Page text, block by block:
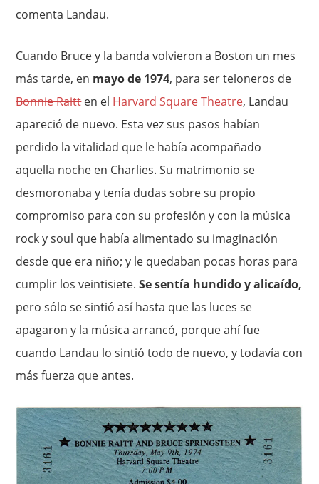
comenta Landau.
Cuando Bruce y la banda volvieron a Boston un mes
más tarde, en mayo de 1974, para ser teloneros de
Bonnie Raitten el Harvard Square Theatre, Landau
apareció de nuevo. Esta vez sus pasos habían
perdido la vitalidad que le había acompañado
aquella noche en Charlies. Su matrimonio se
desmoronaba y tenía dudas sobre su propio
compromiso para con su profesión y con la música
rock y soul que había alimentado su imaginación
desde que era niño; y le quedaban pocas horas para
cumplir los veintisiete. Se sentía hundido y alicaído,
pero sólo se sintió así hasta que las luces se
apagaron y la música arrancó, porque ahí fue
cuando Landau lo sintió todo de nuevo, y todavía con
más fuerza que antes.